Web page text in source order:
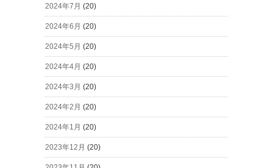
2024年7月 (20)
2024年6月 (20)
2024年5月 (20)
2024年4月 (20)
2024年3月 (20)
2024年2月 (20)
2024年1月 (20)
2023年12月 (20)